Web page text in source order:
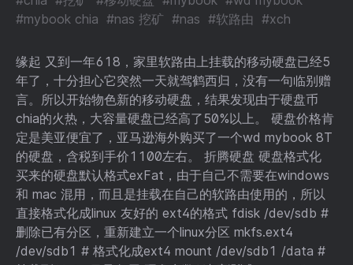
#mybook chia #nas 挖矿 #nas #软路由 #xch
缘起 又到一年618，家里软路由上挂载的移动硬盘已经5
年了，十分担心它突然一天就驾鹤西归，没有一句临别赠
言。所以开始物色新的移动硬盘，结果发现由于硬盘币
chia的火热，大容量硬盘已经高了50%以上。 硬盘价格肯
定是美亚便宜了，亚马逊海外购买了一个wd mybook 8T
的硬盘，含税到手价1100左右。 折腾硬盘 硬盘格式化
买来的硬盘默认格式exFat，由于自己不需要在windows
和 mac 混用，而且是挂载在自己的软路由使用的，所以
直接格式化成linux 友好的 ext4的格式 fdisk /dev/sdb #
删除已有分区，重新建立一个linux分区 mkfs.ext4
/dev/sdb1 # 格式化成ext4 mount /dev/sdb1 /data #